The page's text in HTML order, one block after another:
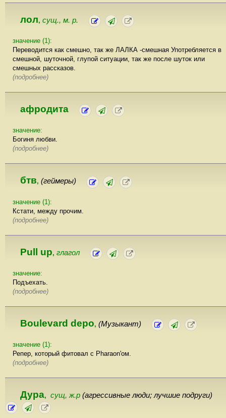
лол, сущ., м. р.
значение (1):
Переводится как смешно, так же ЛАЛКА -смешная Употребляется в
смешной, шуточной, глупой ситуации, так же после шуток или
смешных рассказов.
(подробнее)
афродита
значение:
Богиня любви.
(подробнее)
бтв, (геймеры)
значение (1):
Кстати, между прочим.
(подробнее)
Pull up, глагол
значение:
Подъехать.
(подробнее)
Boulevard depo, (Музыкант)
значение (1):
Репер, который фитовал с Pharaon'ом.
(подробнее)
Дура, сущ, ж.р (агрессивные люди; лучшие подруги)